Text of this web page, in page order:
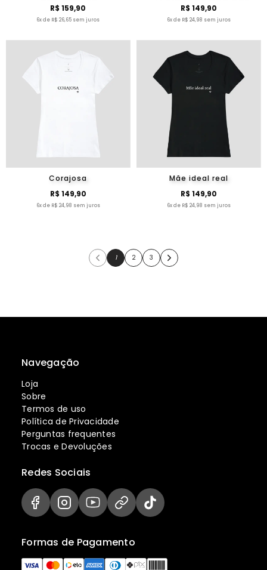
R$ 159,90
6x de R$ 26,65 sem juros
R$ 149,90
6x de R$ 24,98 sem juros
Corajosa
R$ 149,90
6x de R$ 24,98 sem juros
Mãe ideal real
R$ 149,90
6x de R$ 24,98 sem juros
1 2 3
Navegação
Loja
Sobre
Termos de uso
Política de Privacidade
Perguntas frequentes
Trocas e Devoluções
Formas de Pagamento
Redes Sociais